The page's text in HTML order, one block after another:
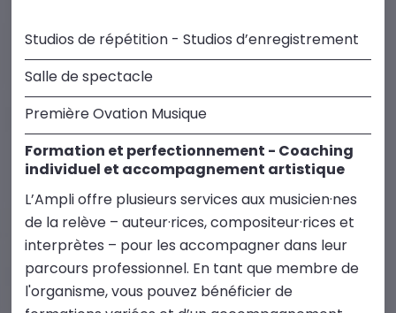
Studios de répétition - Studios d’enregistrement
Salle de spectacle
Première Ovation Musique
Formation et perfectionnement - Coaching
individuel et accompagnement artistique
L’Ampli offre plusieurs services aux musicien·nes
de la relève – auteur·rices, compositeur·rices et
interprètes – pour les accompagner dans leur
parcours professionnel. En tant que membre de
l'organisme, vous pouvez bénéficier de